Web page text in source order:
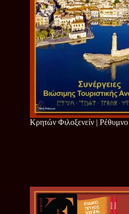
Κρητών Φιλοξενείν | Ρέθυμνο